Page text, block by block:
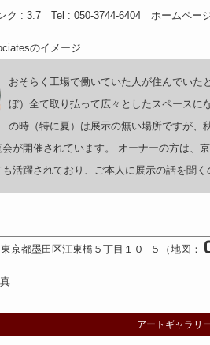
ク : 3.7 Tel : 050-3744-6404 ホームペー
おそらく工場で働いていた人が住んでいた
ぼ）全て取り払って広々としたスペースに
の時（特に夏）は展示の無い場所ですが、
が開催されています。 オーナーの方は、
活躍されており、ご本人に展示の話を聞く
東京都墨田区江東橋５丁目１０−５ （地図：
アートギャラリ